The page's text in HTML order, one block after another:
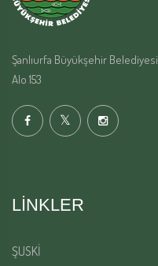
Şanlıurfa Büyükşehir Belediyesi
Alo 153
LINKLER
ŞUSKİ